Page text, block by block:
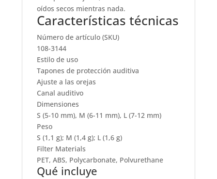
oídos secos mientras nada.
Características técnicas
Número de artículo (SKU)
108-3144
Estilo de uso
Tapones de protección auditiva
Ajuste a las orejas
Canal auditivo
Dimensiones
S (5-10 mm), M (6-11 mm), L (7-12 mm)
Peso
S (1,1 g); M (1,4 g); L (1,6 g)
Filter Materials
PET, ABS, Polycarbonate, Polvurethane
Qué incluye